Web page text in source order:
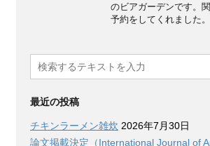
のビアガーデンです。
予約をしてくれました
最近の投稿
チキンラーメン雑炊 2026年7月30日
論文掲載決定（International Journal of